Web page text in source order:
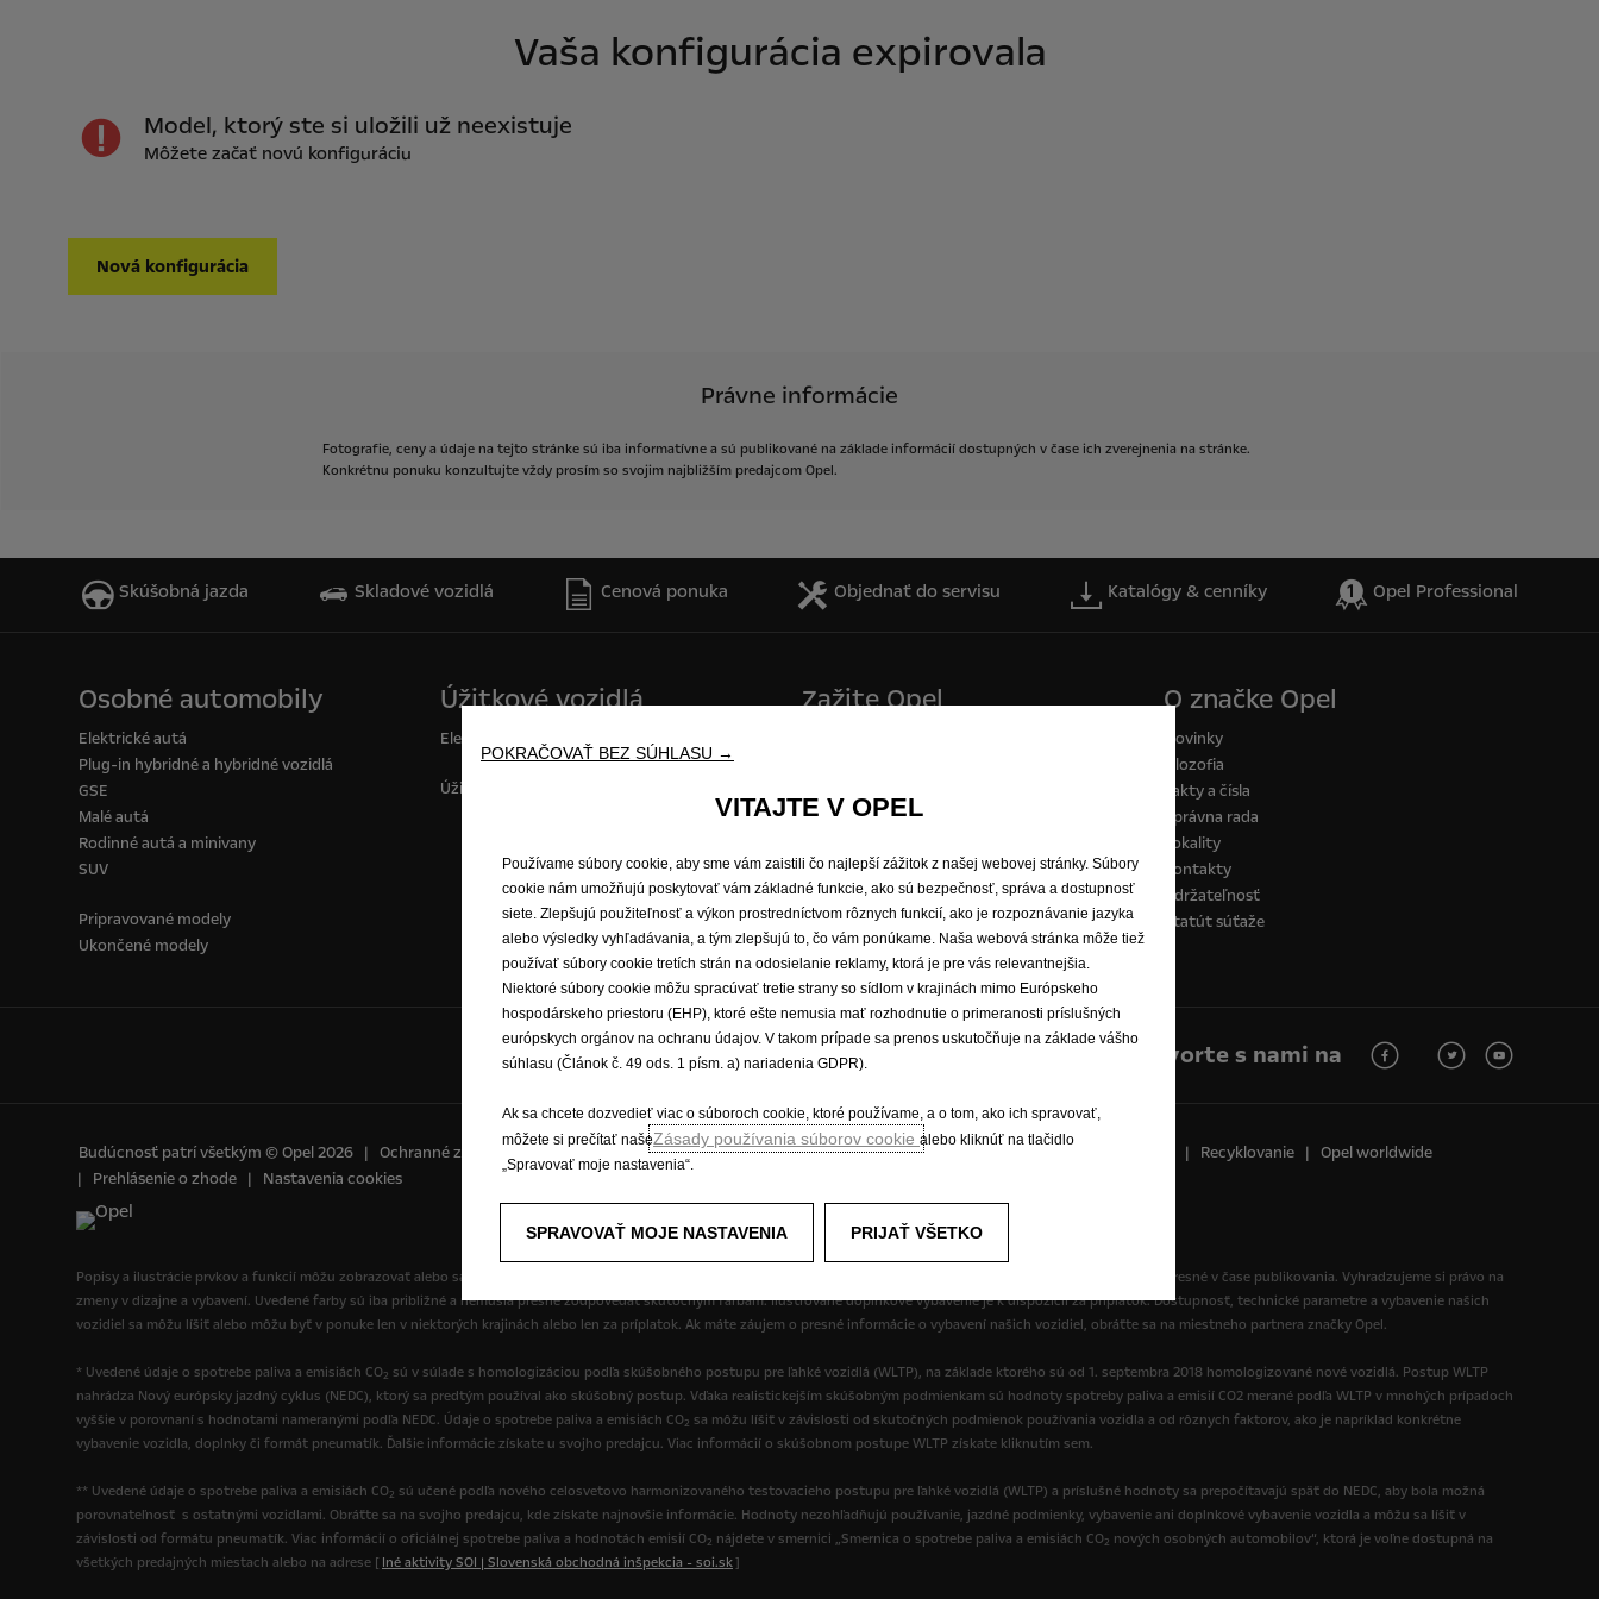
Vaša konfigurácia expirovala
Model, ktorý ste si uložili už neexistuje
Môžete začať novú konfiguráciu
Nová konfigurácia
Právne informácie
Fotografie, ceny a údaje na tejto stránke sú iba informatívne a sú publikované na základe informácií dostupných v čase ich zverejnenia na stránke.
Konkrétnu ponuku konzultujte vždy prosím so svojim najbližším predajcom Opel.
Skúšobná jazda Skladové vozidlá Cenová ponuka Objednať do servisu Katalógy & cenníky Opel Professional
Osobné automobily
Elektrické autá
Plug-in hybridné a hybridné vozidlá
GSE
Malé autá
Rodinné autá a minivany
SUV
Pripravované modely
Ukončené modely
Úžitkové vozidlá
Elektrické dodávky a minibusy
Úžitkové vozidlá Opel
Zažite Opel
Koncepčné vozidlá
Opel Experimental
O značke Opel
Novinky
Filozofia
Fakty a čísla
Správna rada
Lokality
Kontakty
Udržateľnosť
Štatút súťaže
Hovorte s nami na
Budúcnosť patrí všetkým © Opel 2026 Ochranné známky a práva Ochrana osobných údajov Nové údaje o spotrebe paliva Recyklovanie
Opel worldwide
Prehlásenie o zhode
Nastavenia cookies
Popisy a ilustrácie prvkov a funkcií môžu zobrazovať alebo sa vzťahovať na voliteľné príslušenstvo, ktoré sa nedodáva v rámci štandardnej výbavy. Uvedené informácie boli presné v čase publikovania. Vyhradzujeme si právo na
zmeny v dizajne a vybavení. Uvedené farby sú iba približné a nemusia presne zodpovedať skutočným farbám. Ilustrované doplnkové vybavenie je k dispozícii za príplatok. Dostupnosť, technické parametre a vybavenie našich
vozidiel sa môžu líšiť alebo môžu byť v ponuke len v niektorých krajinách alebo len za príplatok. Ak máte záujem o presné informácie o vybavení našich vozidiel, obráťte sa na miestneho partnera značky Opel.
* Uvedené údaje o spotrebe paliva a emisiách CO2 sú v súlade s homologizáciou podľa skúšobného postupu pre ľahké vozidlá (WLTP), na základe ktorého sú od 1. septembra 2018 homologizované nové vozidlá. Postup WLTP
nahrádza Nový európsky jazdný cyklus (NEDC), ktorý sa predtým používal ako skúšobný postup. Vďaka realistickejším skúšobným podmienkam sú hodnoty spotreby paliva a emisií CO2 merané podľa WLTP v mnohých prípadoch
vyššie v porovnaní s hodnotami nameranými podľa NEDC. Údaje o spotrebe paliva a emisiách CO2 sa môžu líšiť v závislosti od skutočných podmienok používania vozidla a od rôznych faktorov, ako je napríklad konkrétne
vybavenie vozidla, doplnky či formát pneumatík. Ďalšie informácie získate u svojho predajcu. Viac informácií o skúšobnom postupe WLTP získate kliknutím sem.
** Uvedené údaje o spotrebe paliva a emisiách CO2 sú učené podľa nového celosvetovo harmonizovaného testovacieho postupu pre ľahké vozidlá (WLTP) a príslušné hodnoty sa prepočítavajú späť do NEDC, aby bola možná
porovnateľnosť s ostatnými vozidlami. Obráťte sa na svojho predajcu, kde získate najnovšie informácie. Hodnoty nezohľadňujú používanie, jazdné podmienky, vybavenie ani doplnkové vybavenie vozidla a môžu sa líšiť v
závislosti od formátu pneumatík. Viac informácií o oficiálnej spotrebe paliva a hodnotách emisií CO2 nájdete v smernici „Smernica o spotrebe paliva a emisiách CO2 nových osobných automobilov“, ktorá je voľne dostupná na
všetkých predajných miestach alebo na adrese [ Iné aktivity SOI | Slovenská obchodná inšpekcia - soi.sk]
POKRAČOVAŤ BEZ SÚHLASU →
VITAJTE V OPEL
Používame súbory cookie, aby sme vám zaistili čo najlepší zážitok z našej webovej stránky. Súbory
cookie nám umožňujú poskytovať vám základné funkcie, ako sú bezpečnosť, správa a dostupnosť
siete. Zlepšujú použiteľnosť a výkon prostredníctvom rôznych funkcií, ako je rozpoznávanie jazyka
alebo výsledky vyhľadávania, a tým zlepšujú to, čo vám ponúkame. Naša webová stránka môže tiež
používať súbory cookie tretích strán na odosielanie reklamy, ktorá je pre vás relevantnejšia.
Niektoré súbory cookie môžu spracúvať tretie strany so sídlom v krajinách mimo Európskeho
hospodárskeho priestoru (EHP), ktoré ešte nemusia mať rozhodnutie o primeranosti príslušných
európskych orgánov na ochranu údajov. V takom prípade sa prenos uskutočňuje na základe vášho
súhlasu (Článok č. 49 ods. 1 písm. a) nariadenia GDPR).
Ak sa chcete dozvedieť viac o súboroch cookie, ktoré používame, a o tom, ako ich spravovať,
môžete si prečítať našeZásady používania súborov cookie alebo kliknúť na tlačidlo
„Spravovať moje nastavenia“.
SPRAVOVAŤ MOJE NASTAVENIA PRIJAŤ VŠETKO